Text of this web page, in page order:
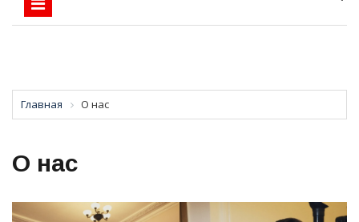
Главная О нас
О нас